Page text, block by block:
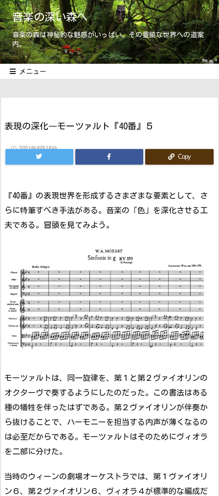
音楽の深い森へ
音楽の森は神秘的な魅惑がいっぱい。その豊饒な世界への道案
内。
メニュー
表現の深化―モーツァルト『40番』５
2021年6月16日
Copy
『40番』の表現世界を形成するさまざまな要素として、さ
らに特筆すべき手法がある。音楽の「色」を深化させる工
夫である。冒頭を見てみよう。
モーツァルトは、同一旋律を、第１と第２ヴァイオリンの
オクターヴで奏するようにしたのだった。この書法はある
種の犠牲を伴ったはずである。第２ヴァイオリンが伴奏か
ら抜けることで、ハーモニーを担当する内声が薄くなるの
は必至だからである。モーツァルトはそのためにヴィオラ
を二部に分けた。
当時のウィーンの劇場オーケストラでは、第１ヴァイオリ
ン６、第２ヴァイオリン６、ヴィオラ４が標準的な編成だ